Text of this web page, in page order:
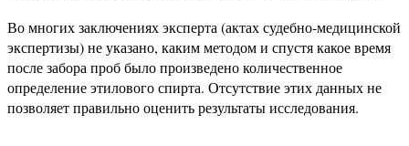
Во многих заключениях эксперта (актах судебно-медицинской
экспертизы) не указано, каким методом и спустя какое время
после забора проб было произведено количественное
определение этилового спирта. Отсутствие этих данных не
позволяет правильно оценить результаты исследования.